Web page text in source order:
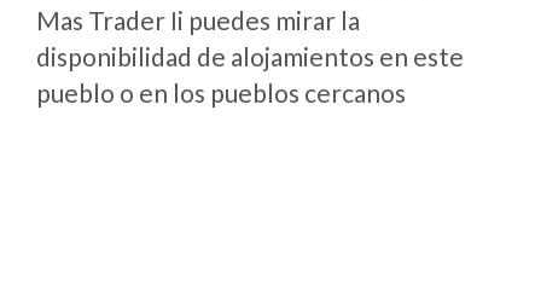
Mas Trader Ii puedes mirar la
disponibilidad de alojamientos en este
pueblo o en los pueblos cercanos